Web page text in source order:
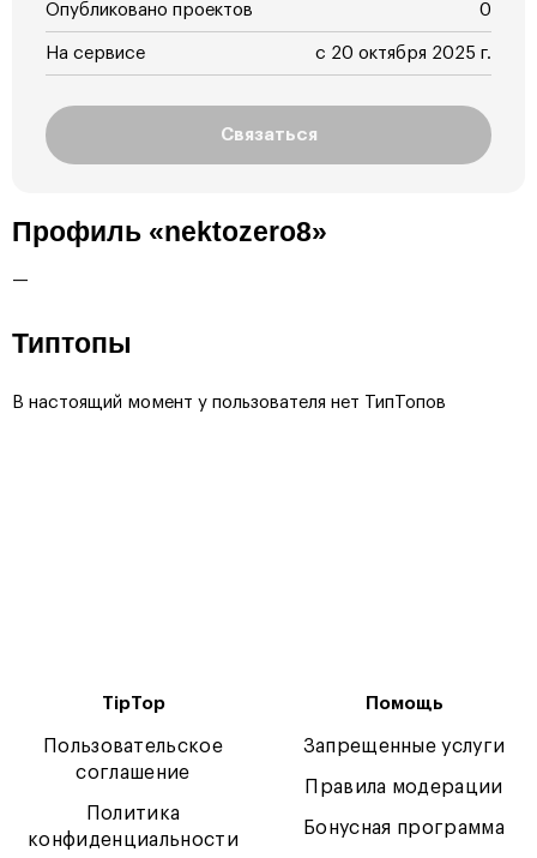
Опубликовано проектов 0
На сервисе с 20 октября 2025 г.
Связаться
Профиль «nektozero8»
—
Типтопы
В настоящий момент у пользователя нет ТипТопов
TipTop
Пользовательское
соглашение
Политика
конфиденциальности
Помощь
Запрещенные услуги
Правила модерации
Бонусная программа